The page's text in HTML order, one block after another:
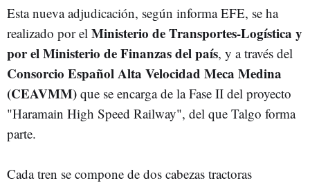
Esta nueva adjudicación, según informa EFE, se ha
realizado por el Ministerio de Transportes-Logística y
por el Ministerio de Finanzas del país, y a través del
Consorcio Español Alta Velocidad Meca Medina
(CEAVMM) que se encarga de la Fase II del proyecto
"Haramain High Speed Railway", del que Talgo forma
parte.
Cada tren se compone de dos cabezas tractoras